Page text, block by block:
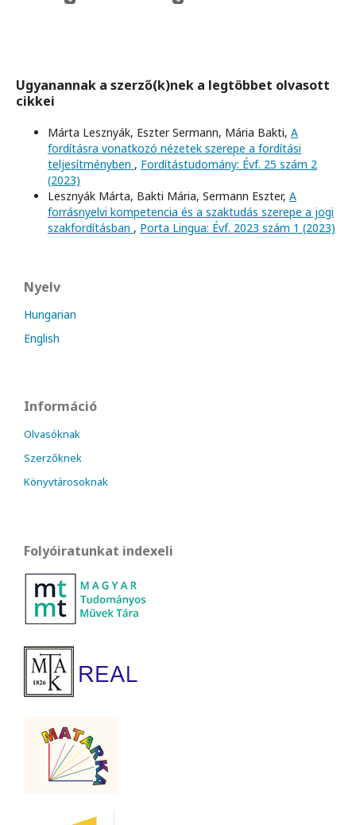
Ugyanannak a szerző(k)nek a legtöbbet olvasott
cikkei
Márta Lesznyák, Eszter Sermann, Mária Bakti, A
fordításra vonatkozó nézetek szerepe a fordítási
teljesítményben , Fordítástudomány: Évf. 25 szám 2
(2023)
Lesznyák Márta, Bakti Mária, Sermann Eszter, A
forrásnyelvi kompetencia és a szaktudás szerepe a jogi
szakfordításban , Porta Lingua: Évf. 2023 szám 1 (2023)
Nyelv
Hungarian
English
Információ
Olvasóknak
Szerzőknek
Könyvtárosoknak
Folyóiratunkat indexeli